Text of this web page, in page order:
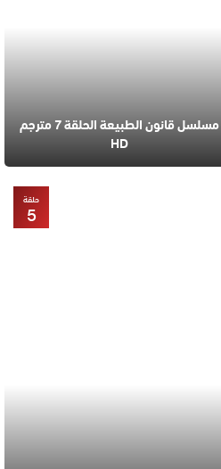
مسلسل قانون الطبيعة الحلقة 7 مترجم
HD
حلقة
5